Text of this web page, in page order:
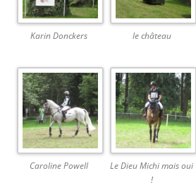
Karin Donckers le château
Caroline Powell
Le Dieu Michi mais oui
!